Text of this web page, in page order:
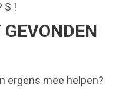
S !
ergens mee helpen?